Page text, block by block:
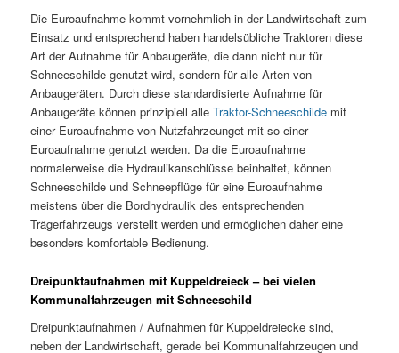
Die Euroaufnahme kommt vornehmlich in der Landwirtschaft zum
Einsatz und entsprechend haben handelsübliche Traktoren diese
Art der Aufnahme für Anbaugeräte, die dann nicht nur für
Schneeschilde genutzt wird, sondern für alle Arten von
Anbaugeräten. Durch diese standardisierte Aufnahme für
Anbaugeräte können prinzipiell alleTraktor-Schneeschilde mit
einer Euroaufnahme von Nutzfahrzeunget mit so einer
Euroaufnahme genutzt werden. Da die Euroaufnahme
normalerweise die Hydraulikanschlüsse beinhaltet, können
Schneeschilde und Schneepflüge für eine Euroaufnahme
meistens über die Bordhydraulik des entsprechenden
Trägerfahrzeugs verstellt werden und ermöglichen daher eine
besonders komfortable Bedienung.
Dreipunktaufnahmen mit Kuppeldreieck – bei vielen
Kommunalfahrzeugen mit Schneeschild
Dreipunktaufnahmen / Aufnahmen für Kuppeldreiecke sind,
neben der Landwirtschaft, gerade bei Kommunalfahrzeugen und